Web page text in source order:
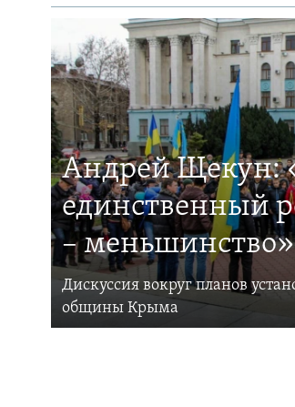
Андрей Щекун:
единственный
– меньшинство»
Дискуссия вокруг планов
общины Крыма